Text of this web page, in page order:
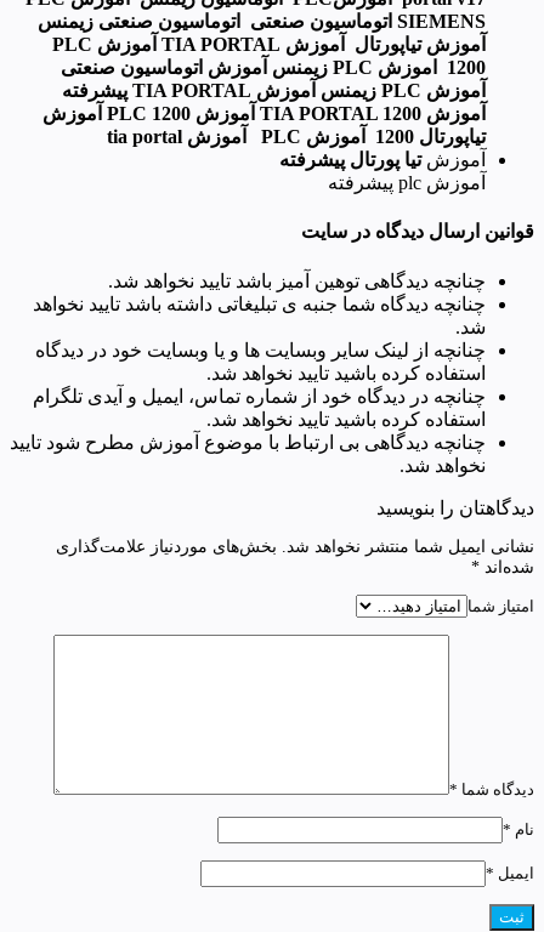
SIEMENS اتوماسیون صنعتی اتوماسیون صنعتی زیمنس
آموزش تیاپورتال آموزش TIA PORTAL آموزش PLC
1200 اموزش PLC زیمنس آموزش اتوماسیون صنعتی
آموزش PLC زیمنس آموزش TIA PORTAL پیشرفته
آموزش TIA PORTAL 1200 آموزش PLC 1200 آموزش
تیاپورتال 1200 آموزش PLC آموزش tia portal
آموزشتیا پورتال پیشرفته
آموزش plc پیشرفته
قوانین ارسال دیدگاه در سایت
چنانچه دیدگاهی توهین آمیز باشد تایید نخواهد شد.
چنانچه دیدگاه شما جنبه ی تبلیغاتی داشته باشد تایید نخواهد
شد.
چنانچه از لینک سایر وبسایت ها و یا وبسایت خود در دیدگاه
استفاده کرده باشید تایید نخواهد شد.
چنانچه در دیدگاه خود از شماره تماس، ایمیل و آیدی تلگرام
استفاده کرده باشید تایید نخواهد شد.
چنانچه دیدگاهی بی ارتباط با موضوع آموزش مطرح شود تایید
نخواهد شد.
دیدگاهتان را بنویسید
نشانی ایمیل شما منتشر نخواهد شد.
بخش‌های موردنیاز علامت‌گذاری
شده‌اند *
امتیاز شما
دیدگاه شما *
نام *
ایمیل *